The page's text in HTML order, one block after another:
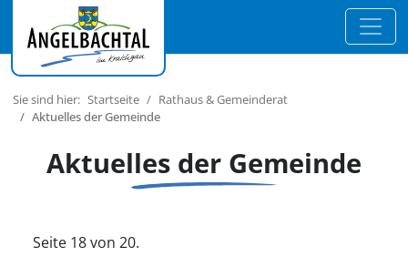
Sie sind hier: Startseite
Rathaus & Gemeinderat
Aktuelles der Gemeinde
Aktuelles der Gemeinde
Seite 18 von 20.